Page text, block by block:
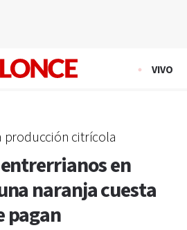
VIVO
producción citrícola
en
naranja cuesta
pagan